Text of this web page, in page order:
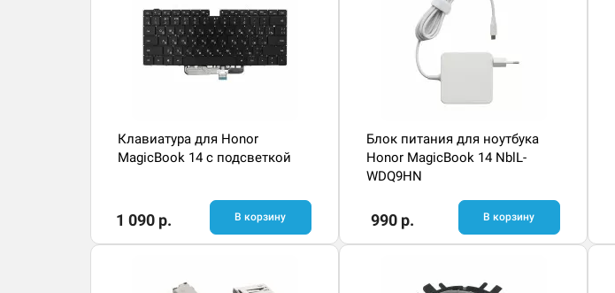
Клавиатура для Honor
MagicBook 14 с подсветкой
1 090 р. В корзину
Блок питания для ноутбука
Honor MagicBook 14 NblL-
WDQ9HN
990 р. В корзину